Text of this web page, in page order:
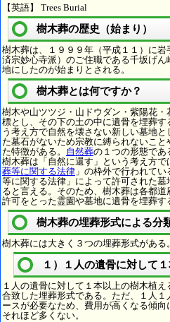
【英語】 Trees Burial
樹木葬の歴史（始まり）
樹木葬は、１９９９年（平成１１）に
済宗妙心寺派）のご住職である千坂げ
地にしたのが始まりとされる。
樹木葬とは何ですか？
樹木や山ツツジ・山ドウダン・紫陽花
標とし、その下の土の中に遺骨を埋葬
う考え方で自然を壊さない新しい墓地
た墓石がないため宗教に縛られないこ
た特徴がある。 自然葬の１つの形態であ
樹木葬は「自然に還す」という考え方で
葬等に関する法律 」の枠外で行われて
等に関する法律」によって許可された
ると言える。そのため、樹木葬は各都
許可をとった霊園や墓地に遺骨を埋葬す
樹木葬の埋葬形式による分
樹木葬には大きく３つの埋葬形式がある。
１）１人の遺骨に対して
１人の遺骨に対して１本以上の樹木植
合致した埋葬形式である。ただ、１人
ースが必要なため、費用が高くなる傾
それほど多くない。